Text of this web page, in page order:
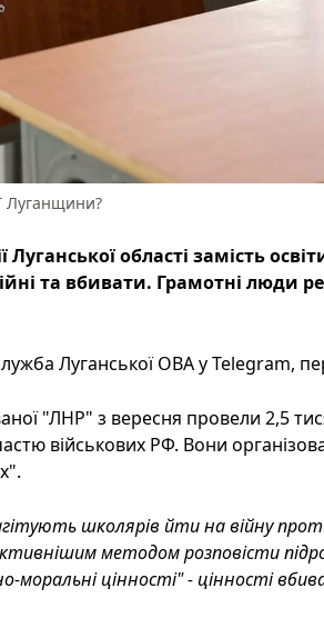
Луганщини?
Луганської області замість
та вбивати. Грамотні люди
Луганської ОВА у Telegram,
"ЛНР" з вересня провели 2,5
військових РФ. Вони
агітують школярів йти на війну
методом розповісти
моральні цінності" - цінності